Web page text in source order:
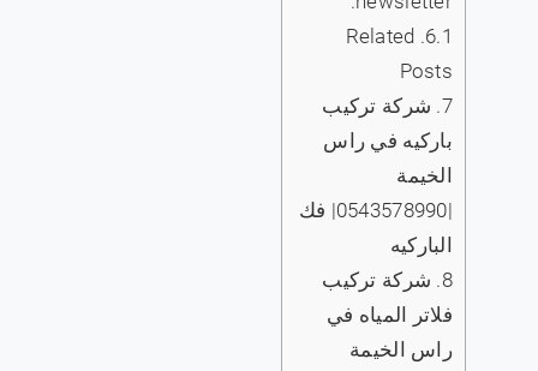
6.1.
Related
Posts
7. شركة تركيب
باركيه في راس
الخيمة
|0543578990| فك
الباركيه
8. شركة تركيب
فلاتر المياه في
راس الخيمة